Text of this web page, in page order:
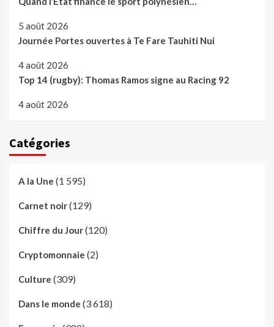
5 août 2026
Journée Portes ouvertes à Te Fare Tauhiti Nui
4 août 2026
Top 14 (rugby): Thomas Ramos signe au Racing 92
4 août 2026
Catégories
A la Une (1 595)
Carnet noir(129)
Chiffre du Jour(120)
Cryptomonnaie (2)
Culture (309)
Dans le monde (3 618)